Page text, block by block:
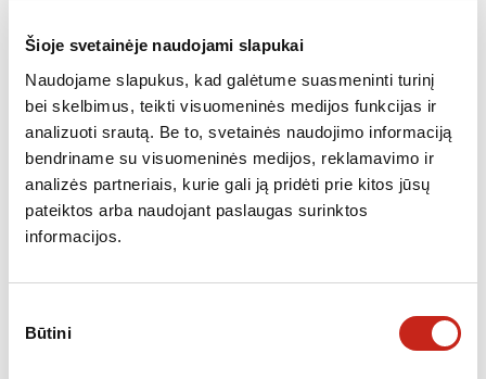
Šioje svetainėje naudojami slapukai
Naudojame slapukus, kad galėtume suasmeninti turinį
bei skelbimus, teikti visuomeninės medijos funkcijas ir
analizuoti srautą. Be to, svetainės naudojimo informaciją
bendriname su visuomeninės medijos, reklamavimo ir
analizės partneriais, kurie gali ją pridėti prie kitos jūsų
pateiktos arba naudojant paslaugas surinktos
informacijos.
pasirinkimas
Būtini
Mėsos termometras
Yra
Minkštas durelių uždarymas
Yra
Užraktas nuo vaikų
Yra
Durelių atsidarymo kryptis
Įprastinis
Orkaitės durelių stiklų skaičius
3
Greito įkaitinimo funkcija
Vandens talpa